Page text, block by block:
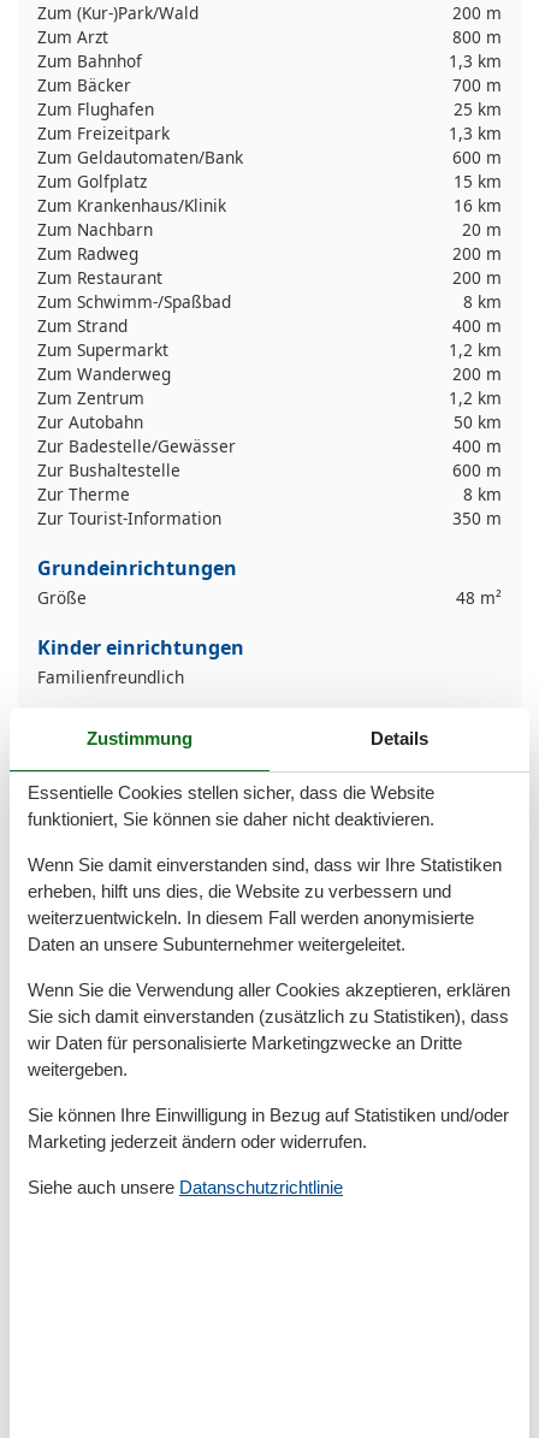
Zum (Kur-)Park/Wald
200 m
Zum Arzt
800 m
Zum Bahnhof
1,3 km
Zum Bäcker
700 m
Zum Flughafen
25 km
Zum Freizeitpark
1,3 km
Zum Geldautomaten/Bank
600 m
Zum Golfplatz
15 km
Zum Krankenhaus/Klinik
16 km
Zum Nachbarn
20 m
Zum Radweg
200 m
Zum Restaurant
200 m
Zum Schwimm-/Spaßbad
8 km
Zum Strand
400 m
Zum Supermarkt
1,2 km
Zum Wanderweg
200 m
Zum Zentrum
1,2 km
Zur Autobahn
50 km
Zur Badestelle/Gewässer
400 m
Zur Bushaltestelle
600 m
Zur Therme
8 km
Zur Tourist-Information
350 m
Grundeinrichtungen
Größe 48 m²
Kinder einrichtungen
Familienfreundlich
Serviceeinrichtungen
Balkon
Bettwäsche
Doppelbett
Dusche/WC
Gefriermöglichkeit
Kabel / Sat
Kaffeemaschine
Küche (offen)
Nichtraucher
Rauchmelder
Schlafsofa
Schlafzimmer
Tiere nicht erlaubt
Toaster
TV - Flachbild
Zustimmung Details
Essentielle Cookies stellen sicher, dass die Website
funktioniert, Sie können sie daher nicht deaktivieren.
Wenn Sie damit einverstanden sind, dass wir Ihre Statistiken
erheben, hilft uns dies, die Website zu verbessern und
weiterzuentwickeln. In diesem Fall werden anonymisierte
Daten an unsere Subunternehmer weitergeleitet.
Wenn Sie die Verwendung aller Cookies akzeptieren, erklären
Sie sich damit einverstanden (zusätzlich zu Statistiken), dass
wir Daten für personalisierte Marketingzwecke an Dritte
weitergeben.
Sie können Ihre Einwilligung in Bezug auf Statistiken und/oder
Marketing jederzeit ändern oder widerrufen.
Siehe auch unsere Datanschutzrichtlinie